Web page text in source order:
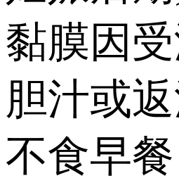
黏膜因
胆汁或
不食早